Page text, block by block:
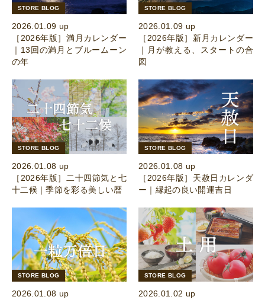
STORE BLOG
2026.01.09 up
［2026年版］満月カレンダー
｜13回の満月とブルームーン
の年
STORE BLOG
2026.01.09 up
［2026年版］新月カレンダー
｜月が教える、スタートの合
図
STORE BLOG
2026.01.08 up
［2026年版］二十四節気と七
十二候｜季節を彩る美しい暦
STORE BLOG
2026.01.08 up
［2026年版］天赦日カレンダ
ー｜縁起の良い開運吉日
STORE BLOG
2026.01.08 up
STORE BLOG
2026.01.02 up